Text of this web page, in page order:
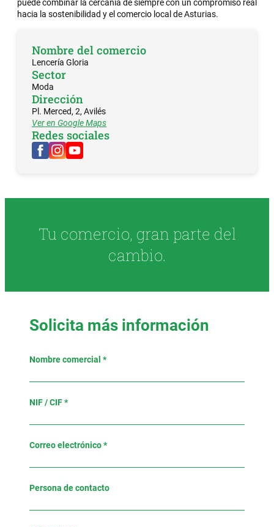
puede combinar la cercanía de siempre con un compromiso real
hacia la sostenibilidad y el comercio local de Asturias.
Nombre del comercio
Lencería Gloria
Sector
Moda
Dirección
Pl. Merced, 2, Avilés
Ver en Google Maps
Redes sociales
Tu comercio, gran parte del
cambio.
Solicita más información
Nombre comercial *
NIF / CIF *
Correo electrónico *
Persona de contacto